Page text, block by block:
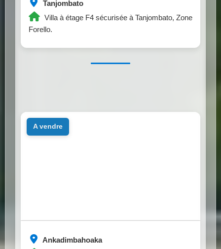
Tanjombato
Villa à étage F4 sécurisée à Tanjombato, Zone
Forello.
Ankadimbahoaka
a vendre